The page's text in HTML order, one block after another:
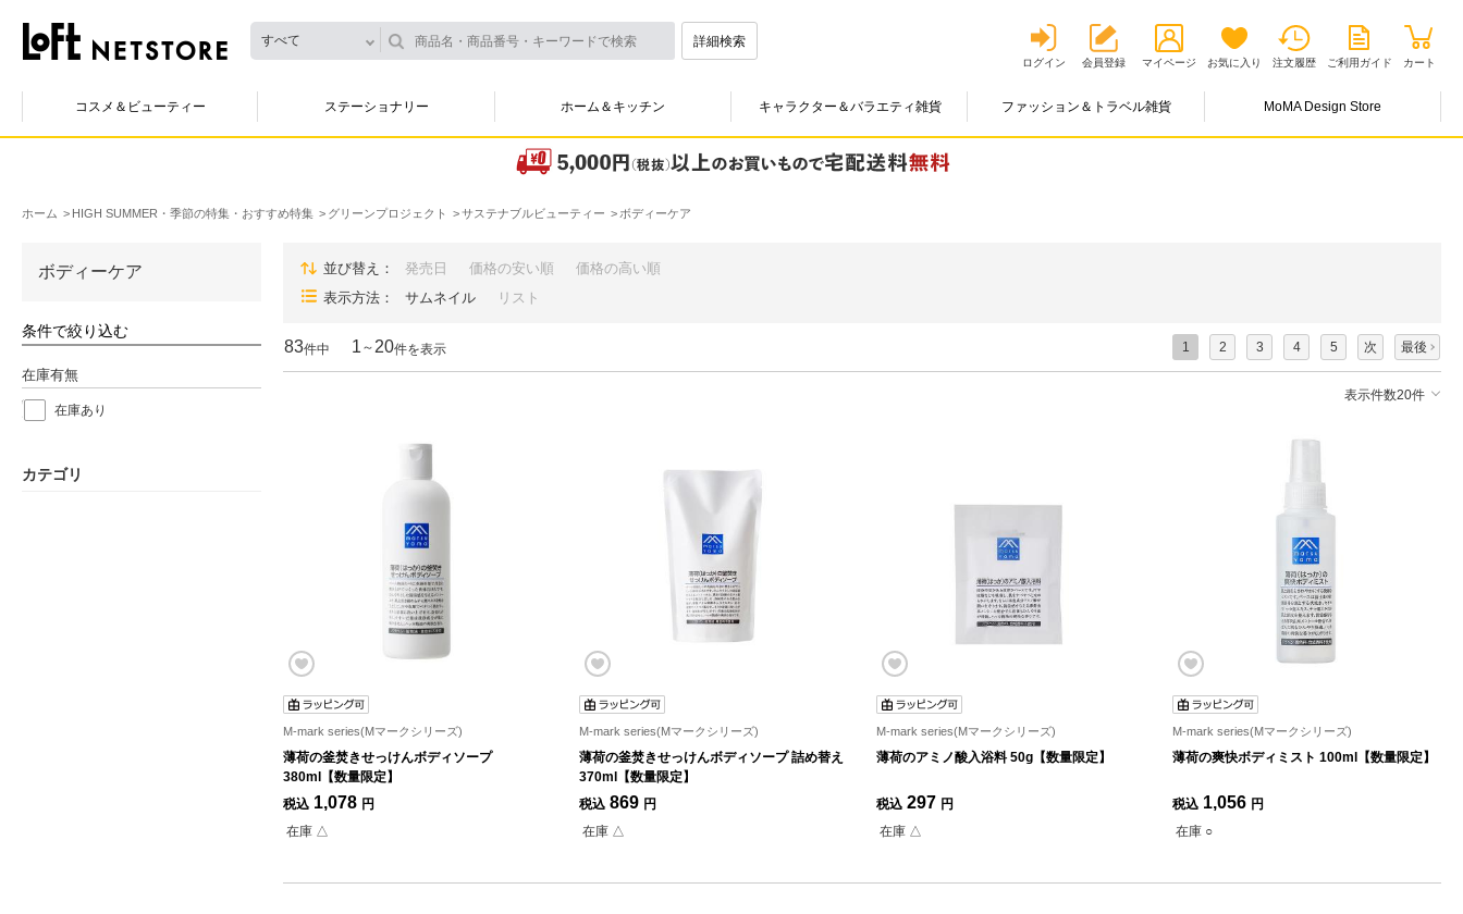
すべて 詳細検索
ログイン 会員登録 マイページ お気に入り 注文履歴 ご利用ガイド カート
コスメ＆ビューティー ステーショナリー ホーム＆キッチン キャラクター＆バラエティ雑貨 ファッション＆トラベル雑貨 MoMA Design Store
ホーム HIGH SUMMER・季節の特集・おすすめ特集 グリーンプロジェクト サステナブルビューティー ボディーケア
ボディーケア
条件で絞り込む
在庫有無
在庫あり
カテゴリ
並び替え 発売日 価格の安い順
価格の高い順
表示方法
サムネイル リスト
83件中 1 ～ 20件を表示 1 2 3 4 5 次 最後
表示件数20件
M-mark series(Mマークシリーズ)
薄荷の釜焚きせっけんボディソープ
380ml【数量限定】
税込 1,078 円
在庫 △
M-mark series(Mマークシリーズ)
薄荷の釜焚きせっけんボディソープ 詰め替え
370ml【数量限定】
税込 869 円
在庫 △
M-mark series(Mマークシリーズ)
薄荷のアミノ酸入浴料 50g【数量限定】
税込 297 円
在庫 △
M-mark series(Mマークシリーズ)
薄荷の爽快ボディミスト 100ml【数量限定】
税込 1,056 円
在庫 ○